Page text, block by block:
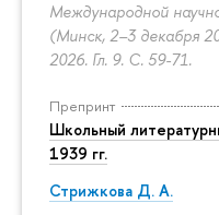
Международной
(Минск, 2–3 декабря
2026. Гл. 9. С. 59-71.
Препринт
Школьный
1939 гг.
Стрижкова Д. А.